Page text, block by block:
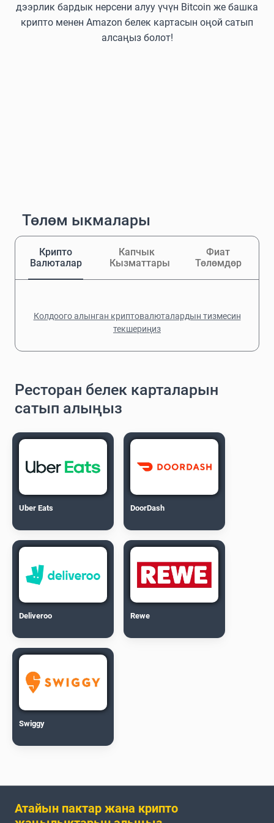
дээрлик бардык нерсени алуу үчүн Bitcoin же башка
крипто менен Amazon белек картасын оңой сатып
алсаңыз болот!
Төлөм ыкмалары
Крипто
Валюталар
Капчык
Кызматтары
Фиат
Төлөмдөр
Колдоого алынган криптовалюталардын тизмесин
текшериңиз
Ресторан белек карталарын
сатып алыңыз
Uber Eats DoorDash
Deliveroo Rewe
Swiggy
Атайын пактар жана крипто